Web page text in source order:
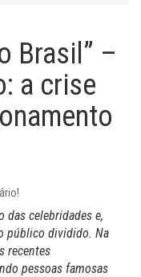
Brasil” –
a crise
celebridades e,
público dividido. Na
recentes
pessoas famosas